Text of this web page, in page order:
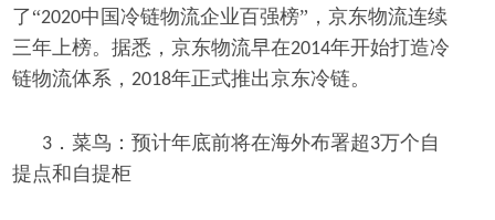
了“2020中国冷链物流企业百强榜”，京东物流连续
三年上榜。据悉，京东物流早在2014年开始打造冷
链物流体系， 2018年正式推出京东冷链。
3．菜鸟：预计年底前将在海外布署超3万个自
提点和自提柜